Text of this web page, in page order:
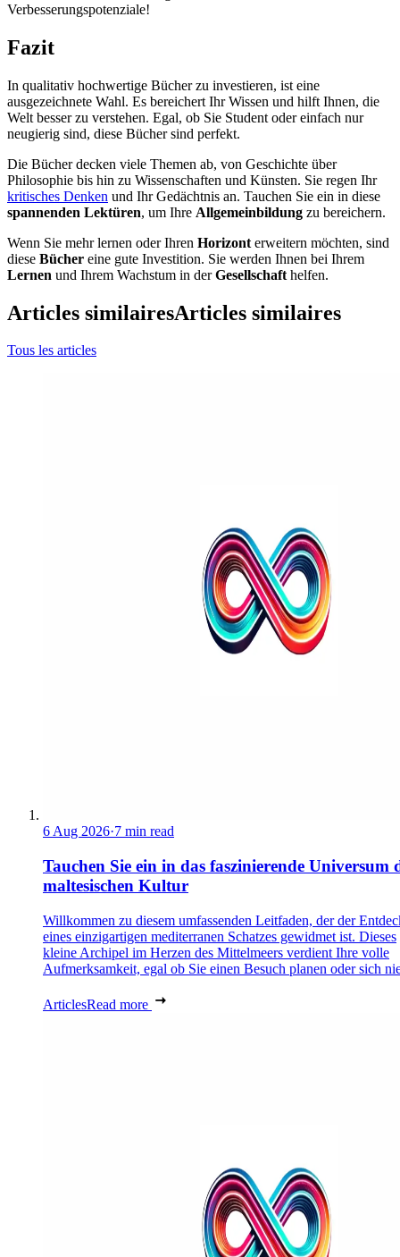
Verbesserungspotenziale!
Fazit
In qualitativ hochwertige Bücher zu investieren, ist eine
ausgezeichnete Wahl. Es bereichert Ihr Wissen und hilft Ihnen, die
Welt besser zu verstehen. Egal, ob Sie Student oder einfach nur
neugierig sind, diese Bücher sind perfekt.
Die Bücher decken viele Themen ab, von Geschichte über
Philosophie bis hin zu Wissenschaften und Künsten. Sie regen Ihr
kritisches Denken und Ihr Gedächtnis an. Tauchen Sie ein in diese
spannenden Lektüren, um Ihre Allgemeinbildung zu bereichern.
Wenn Sie mehr lernen oder Ihren Horizont erweitern möchten, sind
diese Bücher eine gute Investition. Sie werden Ihnen bei Ihrem
Lernen und Ihrem Wachstum in derGesellschaft helfen.
Articles similairesArticles similaires
Tous les articles
6 Aug 2026·7 min read
Tauchen Sie ein in das faszinierende Universum
maltesischen Kultur
Willkommen zu diesem umfassenden Leitfaden, der der
eines einzigartigen mediterranen Schatzes gewidmet ist. Dieses
kleine Archipel im Herzen des Mittelmeers verdient Ihre volle
Aufmerksamkeit, egal ob Sie einen Besuch planen oder sich
ArticlesRead more